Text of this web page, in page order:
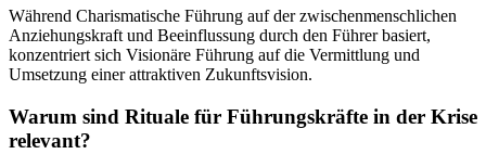
Während Charismatische Führung auf der zwischenmenschlichen
Anziehungskraft und Beeinflussung durch den Führer basiert,
konzentriert sich Visionäre Führung auf die Vermittlung und
Umsetzung einer attraktiven Zukunftsvision.
Warum sind Rituale für Führungskräfte in der Krise
relevant?